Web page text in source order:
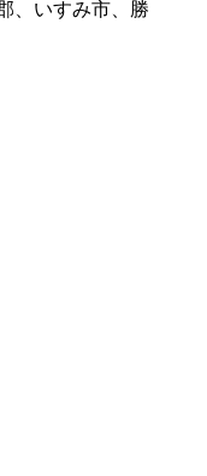
、いすみ市、勝